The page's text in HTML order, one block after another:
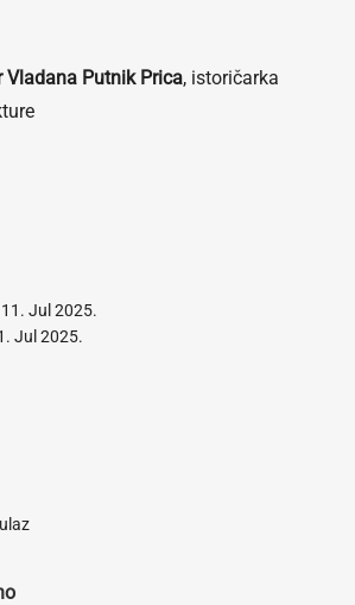
Vladana Putnik Prica, istoričarka
Jul 2025.
Jul 2025.